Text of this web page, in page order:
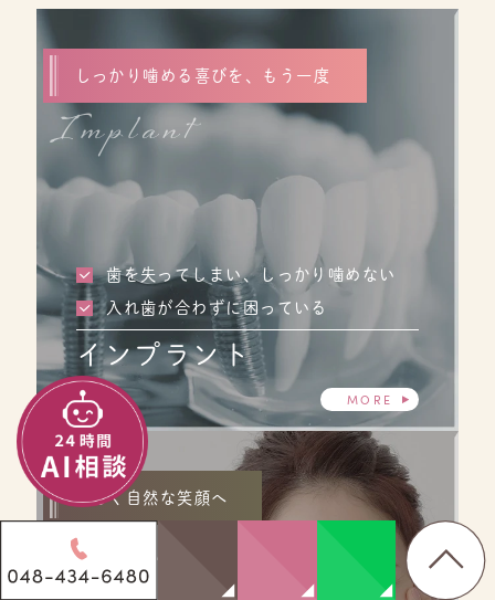
しっかり噛める喜びを、もう一度
Implant
歯を失ってしまい、しっかり噛めない
入れ歯が合わずに困っている
インプラント
MORE
美しく自然な笑顔へ
Cosmetic